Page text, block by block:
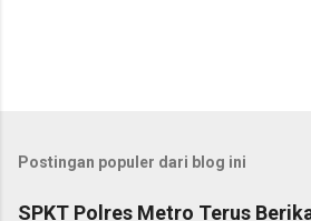
Postingan populer dari blog ini
SPKT Polres Metro Terus